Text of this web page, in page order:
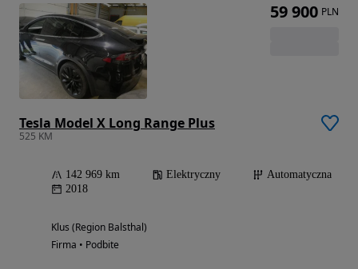
Tesla Model X Long Range Plus
525 KM
142 969 km Elektryczny
Automatyczna
2018
Klus (Region Balsthal)
Firma • Podbite
59 900 PLN